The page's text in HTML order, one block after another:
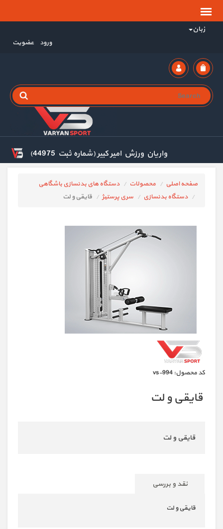
زبان
ورود عضویت
واریان ورزش امیر کبیر (شماره ثبت 44975)
صفحه اصلی محصولات
دستگاه های بدنسازی باشگاهی
دستگاه بدنسازی
سری پرستیژ قایقی و لت
كد محصول: vs-994
قایقی و لت
قایقی و لت
نقد و بررسی
قایقی و لت